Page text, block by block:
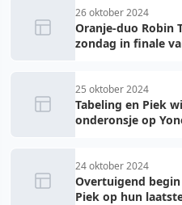
26 oktober 2024
Oranje-duo Robin
zondag in finale
25 oktober 2024
Tabeling en Piek
onderonsje op
24 oktober 2024
Overtuigend begin
Piek op hun